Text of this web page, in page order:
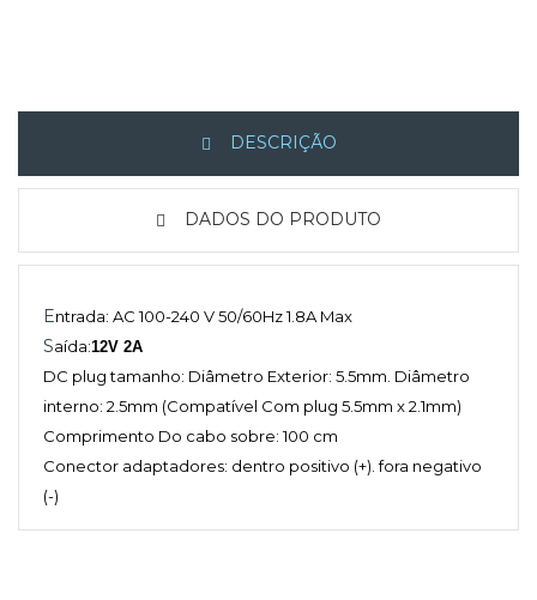
DESCRIÇÃO
DADOS DO PRODUTO
Entrada: AC 100-240 V 50/60Hz 1.8A Max
Saída:12V 2A
DC plug tamanho: Diâmetro Exterior: 5.5mm. Diâmetro
interno: 2.5mm (Compatível Com plug 5.5mm x 2.1mm)
Comprimento Do cabo sobre: 100 cm
Conector adaptadores: dentro positivo (+). fora negativo
(-)